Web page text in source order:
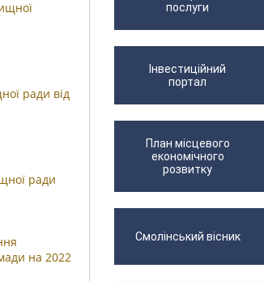
ради від
ради
на 2022
послуги
Інвестиційний
портал
План місцевого
економічного
розвитку
Смолінський вісник